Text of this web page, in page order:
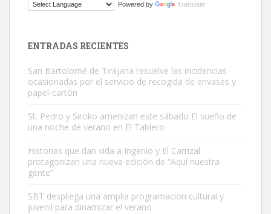
El ayuntamiento se va a llevar a Los Gatos callejeros de la zona los
Este gato macho ha aparecido en la calle hace menos de un mes,
es muy manso y extremadamente cari...
Leales.org » Gran Canaria
Powered by Translate
ENTRADAS RECIENTES
San Bartolomé de Tirajana resuelve las incidencias
ocasionadas por el servicio de recogida de envases y
papel-cartón
St. Pedro y Siroko amenizan este sábado El sueño de
una noche de verano en El Tablero
Historias que dan vida a Ingenio y El Carrizal
protagonizan una nueva edición de “Aquí nuestra
gente”
SBT despliega una amplia programación cultural y
juvenil para dinamizar el verano